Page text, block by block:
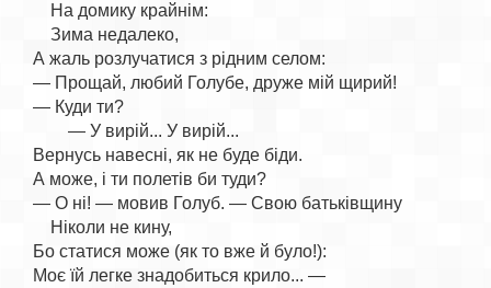
    На домику крайнім:
    Зима недалеко,
А жаль розлучатися з рідним селом:
— Прощай, любий Голубе, друже мій щирий!
— Куди ти?
        — У вирій... У вирій...
Вернусь навесні, як не буде біди.
А може, і ти полетів би туди?
— О ні! — мовив Голуб. — Свою батьківщину
    Ніколи не кину,
Бо статися може (як то вже й було!):
Моє їй легке знадобиться крило... —